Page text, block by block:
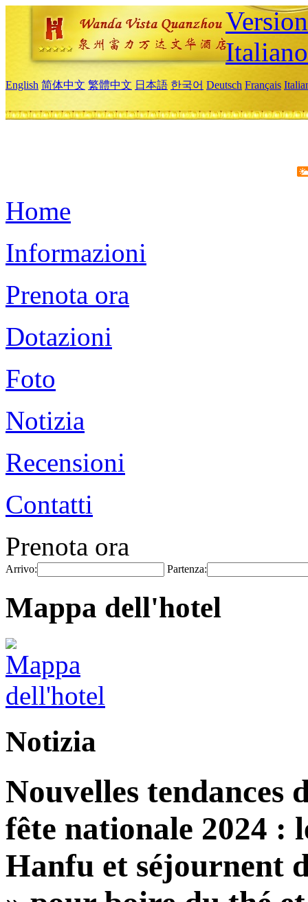
Italiano
English 简体中文 繁體中文 日本語 한국어 Deutsch Français
Home
Informazioni
Prenota ora
Dotazioni
Foto
Notizia
Recensioni
Contatti
Prenota ora
Arrivo: Partenza:
Mappa dell'hotel
Notizia
Nouvelles tendances
fête nationale 2024 :
Hanfu et séjournent